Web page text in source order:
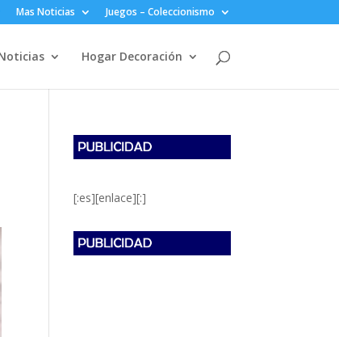
Mas Noticias Juegos – Coleccionismo
Hogar Decoración
[:es][enlace][:]